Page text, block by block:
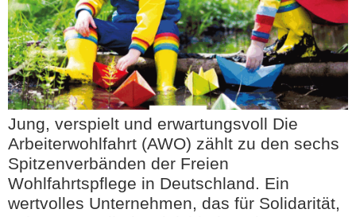
Jung, verspielt und erwartungsvoll Die
Arbeiterwohlfahrt (AWO) zählt zu den sechs
Spitzenverbänden der Freien
Wohlfahrtspflege in Deutschland. Ein
wertvolles Unternehmen, das für Solidarität,